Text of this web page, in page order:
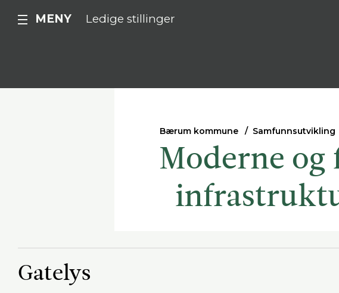
MENY Ledige stillinger
Bærum kommune Samfunnsutvikling
Moderne
Gatelys